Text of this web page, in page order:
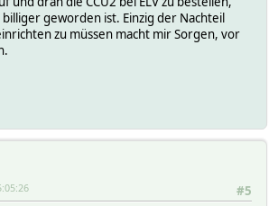
geworden ist. Einzig der Nachteil
zu müssen macht mir Sorgen, vor
#5